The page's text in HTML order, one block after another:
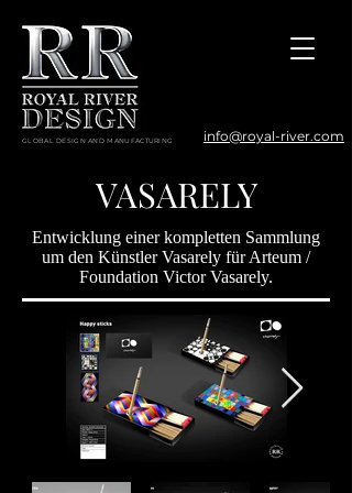
GLOBAL DESIGN AND MANUFACTURING info@royal-river.com
VASARELY
Entwicklung einer kompletten Sammlung
um den Künstler Vasarely für Arteum /
Foundation Victor Vasarely.